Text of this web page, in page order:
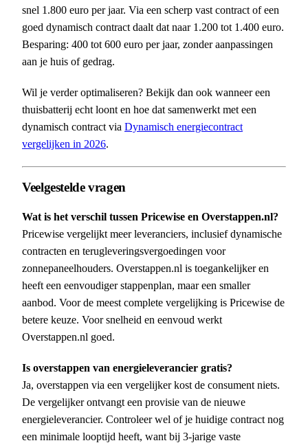
snel 1.800 euro per jaar. Via een scherp vast contract of een
goed dynamisch contract daalt dat naar 1.200 tot 1.400 euro.
Besparing: 400 tot 600 euro per jaar, zonder aanpassingen
aan je huis of gedrag.
Wil je verder optimaliseren? Bekijk dan ook wanneer een
thuisbatterij echt loont en hoe dat samenwerkt met een
dynamisch contract via Dynamisch energiecontract
vergelijken in 2026.
Veelgestelde vragen
Wat is het verschil tussen Pricewise en Overstappen.nl?
Pricewise vergelijkt meer leveranciers, inclusief dynamische
contracten en terugleveringsvergoedingen voor
zonnepaneelhouders. Overstappen.nl is toegankelijker en
heeft een eenvoudiger stappenplan, maar een smaller
aanbod. Voor de meest complete vergelijking is Pricewise de
betere keuze. Voor snelheid en eenvoud werkt
Overstappen.nl goed.
Is overstappen van energieleverancier gratis?
Ja, overstappen via een vergelijker kost de consument niets.
De vergelijker ontvangt een provisie van de nieuwe
energieleverancier. Controleer wel of je huidige contract nog
een minimale looptijd heeft, want bij 3-jarige vaste